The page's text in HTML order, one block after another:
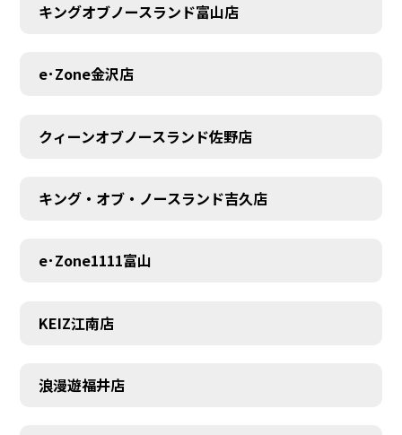
MEMBER
キングオブノースランド富山店
e･Zone金沢店
クィーンオブノースランド佐野店
キング・オブ・ノースランド吉久店
e･Zone1111富山
KEIZ江南店
浪漫遊福井店